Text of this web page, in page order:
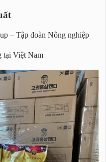
– Tập đoàn Nông nghiệp
tại Việt Nam